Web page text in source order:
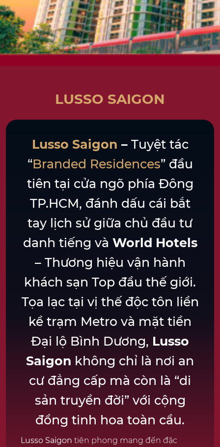
LUSSO SAIGON
Lusso Saigon – Tuyệt tác
“Branded Residences” đầu
tiên tại cửa ngõ phía Đông
TP.HCM, đánh dấu cái bắt
tay lịch sử giữa chủ đầu tư
danh tiếng và World Hotels
– Thương hiệu vận hành
khách sạn Top đầu thế giới.
Tọa lạc tại vị thế độc tôn liền
kề trạm Metro và mặt tiền
Đại lộ Bình Dương, Lusso
Saigon không chỉ là nơi an
cư đẳng cấp mà còn là “di
sản truyền đời” với cộng
đồng tinh hoa toàn cầu.
Lusso Saigon tiên phong mang đến đặc